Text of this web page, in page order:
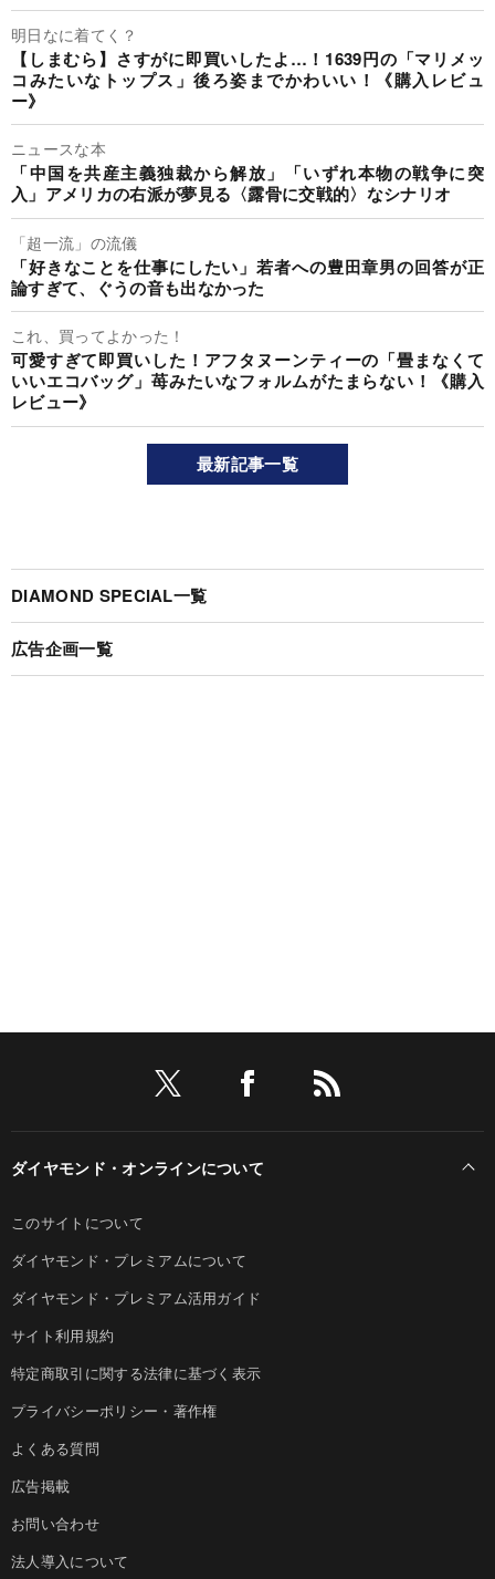
明日なに着てく？
【しまむら】さすがに即買いしたよ…！1639円の「マリメッ
コみたいなトップス」後ろ姿までかわいい！《購入レビュ
ー》
ニュースな本
「中国を共産主義独裁から解放」「いずれ本物の戦争に突
入」アメリカの右派が夢見る〈露骨に交戦的〉なシナリオ
「超一流」の流儀
「好きなことを仕事にしたい」若者への豊田章男の回答が正
論すぎて、ぐうの音も出なかった
これ、買ってよかった！
可愛すぎて即買いした！アフタヌーンティーの「畳まなくて
いいエコバッグ」苺みたいなフォルムがたまらない！《購入
レビュー》
最新記事一覧
DIAMOND SPECIAL一覧
広告企画一覧
ダイヤモンド・オンラインについて
このサイトについて
ダイヤモンド・プレミアムについて
ダイヤモンド・プレミアム活用ガイド
サイト利用規約
特定商取引に関する法律に基づく表示
プライバシーポリシー・著作権
よくある質問
広告掲載
お問い合わせ
法人導入について